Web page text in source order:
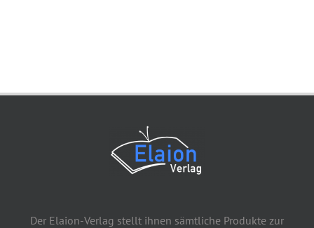
Der Elaion-Verlag stellt ihnen sämtliche Produkte zur